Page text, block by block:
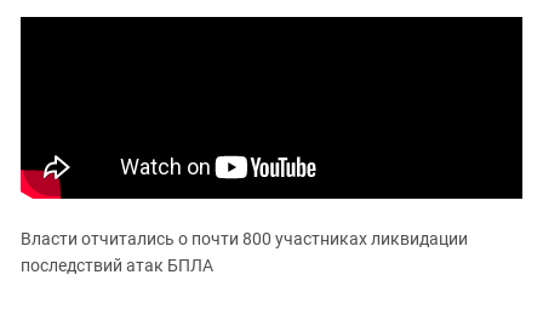
Власти отчитались о почти 800 участниках ликвидации
последствий атак БПЛА